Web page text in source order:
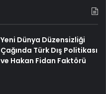
Yeni Dünya Düzensizliği
Çağında Türk Dış Politikası
ve Hakan Fidan Faktörü